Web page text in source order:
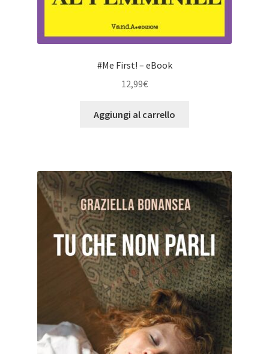
#Me First! – eBook
12,99€
Aggiungi al carrello